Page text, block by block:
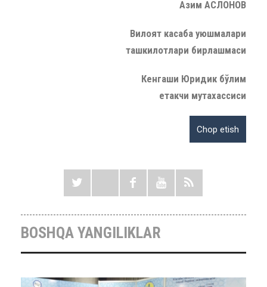
Азим АСЛОНОВ
Вилоят касаба уюшмалари
ташкилотлари бирлашмаси
Кенгаши Юридик бўлим
етакчи мутахассиси
BOSHQA YANGILIKLAR